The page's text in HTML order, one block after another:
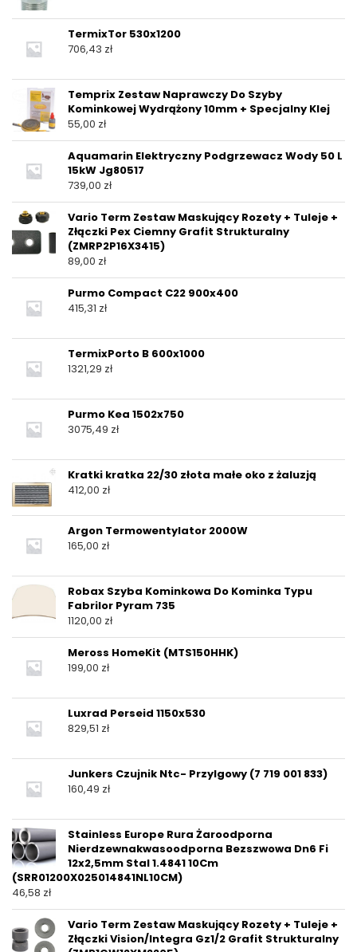
TermixTor 530x1200
706,43 zł
Temprix Zestaw Naprawczy Do Szyby
Kominkowej Wydrążony 10mm + Specjalny Klej
55,00 zł
Aquamarin Elektryczny Podgrzewacz Wody 50 L
15kW Jg80517
739,00 zł
Vario Term Zestaw Maskujący Rozety + Tuleje +
Złączki Pex Ciemny Grafit Strukturalny
(ZMRP2P16X3415)
89,00 zł
Purmo Compact C22 900x400
415,31 zł
TermixPorto B 600x1000
1321,29 zł
Purmo Kea 1502x750
3075,49 zł
Kratki kratka 22/30 złota małe oko z żaluzją
412,00 zł
Argon Termowentylator 2000W
165,00 zł
Robax Szyba Kominkowa Do Kominka Typu
Fabrilor Pyram 735
1120,00 zł
Meross HomeKit (MTS150HHK)
199,00 zł
Luxrad Perseid 1150x530
829,51 zł
Junkers Czujnik Ntc- Przylgowy (7 719 001 833)
160,49 zł
Stainless Europe Rura Żaroodporna
Nierdzewnakwasoodporna Bezszwowa Dn6 Fi
12x2,5mm Stal 1.4841 10Cm
(SRR01200X025014841NL10CM)
46,58 zł
Vario Term Zestaw Maskujący Rozety + Tuleje +
Złączki Vision/Integra Gz1/2 Grafit Strukturalny